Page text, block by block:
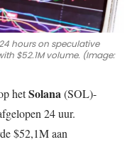
hours on speculative
$52.1M volume. (Image:
hetSolana(SOL)-
24 uur.
$52,1M aan